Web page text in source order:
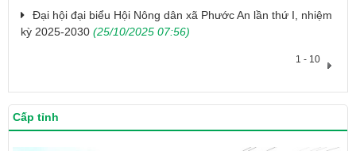
Đại hội đại biểu Hội Nông dân xã Phước An lần thứ I, nhiệm
kỳ 2025-2030 (25/10/2025 07:56)
1 - 10
Cấp tỉnh